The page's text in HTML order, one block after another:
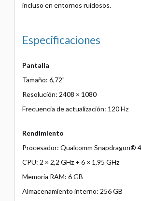
incluso en entornos ruidosos.
Especificaciones
Pantalla
Tamaño: 6,72"
Resolución: 2408 × 1080
Frecuencia de actualización: 120 Hz
Rendimiento
Procesador: Qualcomm Snapdragon®
CPU: 2 × 2,2 GHz + 6 × 1,95 GHz
Memoria RAM: 6 GB
Almacenamiento interno: 256 GB